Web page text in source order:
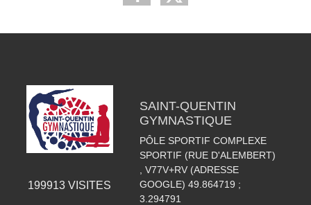
199913 VISITES
SAINT-QUENTIN
GYMNASTIQUE
PÔLE SPORTIF COMPLEXE
SPORTIF (RUE D'ALEMBERT)
, V77V+RV (ADRESSE
GOOGLE) 49.864719 ;
3.294791